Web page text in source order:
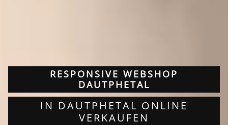
RESPONSIVE WEBSHOP
DAUTPHETAL
IN DAUTPHETAL ONLINE
VERKAUFEN